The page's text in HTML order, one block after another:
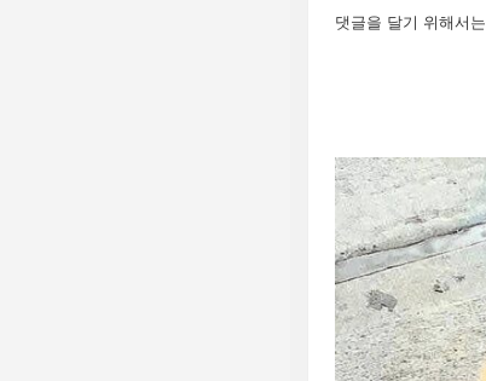
답
글
댓글을 달기 위해서는